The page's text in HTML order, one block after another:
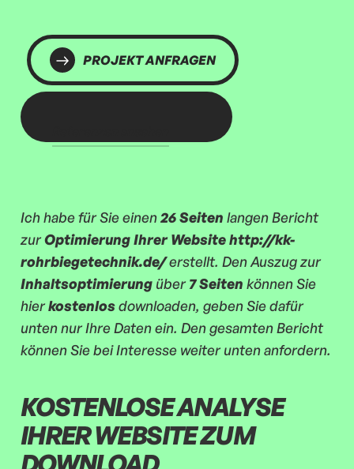
PROJEKT ANFRAGEN
Ich habe für Sie einen26 Seiten langen Bericht
zurOptimierung Ihrer Website http://kk-
rohrbiegetechnik.de/erstellt. Den Auszug zur
Inhaltsoptimierung über7 Seiten können Sie
hierkostenlosdownloaden, geben Sie dafür
unten nur Ihre Daten ein. Den gesamten Bericht
können Sie bei Interesse weiter unten anfordern.
KOSTENLOSE ANALYSE
IHRER WEBSITE ZUM